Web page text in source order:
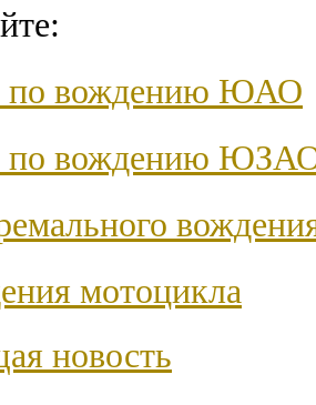
по вождению ЮАО
по вождению
мотоцикла
новость